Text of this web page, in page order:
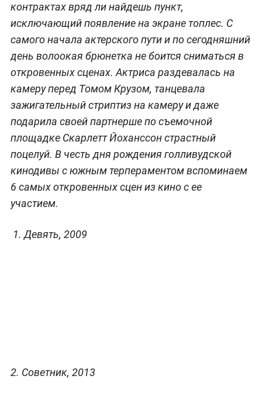
контрактах вряд ли найдешь пункт,
исключающий появление на экране топлес. С
самого начала актерского пути и по сегодняшний
день волоокая брюнетка не боится сниматься в
откровенных сценах. Актриса раздевалась на
камеру перед Томом Крузом, танцевала
зажигательный стриптиз на камеру и даже
подарила своей партнерше по съемочной
площадке Скарлетт Йоханссон страстный
поцелуй. В честь дня рождения голливудской
кинодивы с южным терпераментом вспоминаем
6 самых откровенных сцен из кино с ее
участием.
1. Девять, 2009
2. Советник, 2013